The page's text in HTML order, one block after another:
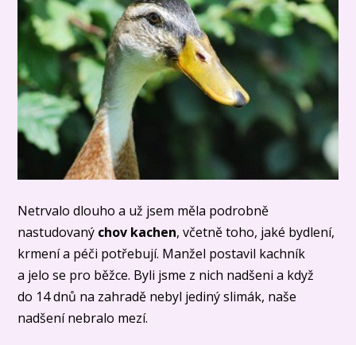
Netrvalo dlouho a už jsem měla podrobně
nastudovaný chov kachen, včetně toho, jaké bydlení,
krmení a péči potřebují. Manžel postavil kachník
a jelo se pro běžce. Byli jsme z nich nadšeni a když
do 14 dnů na zahradě nebyl jediný slimák, naše
nadšení nebralo mezí.